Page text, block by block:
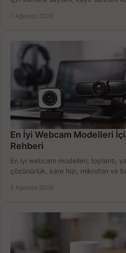
7 Ağustos 2026
En İyi Webcam Modelleri
Rehberi
En iyi webcam modelleri; toplantı,
çözünürlük, kare hızı, mikrofon ve
5 Ağustos 2026